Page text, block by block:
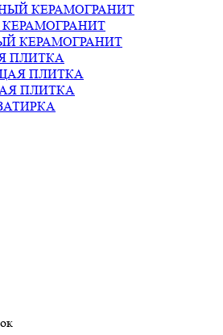
КЕРАМОГРАНИТ
КЕРАМОГРАНИТ
ПЛИТКА
ПЛИТКА
ПЛИТКА